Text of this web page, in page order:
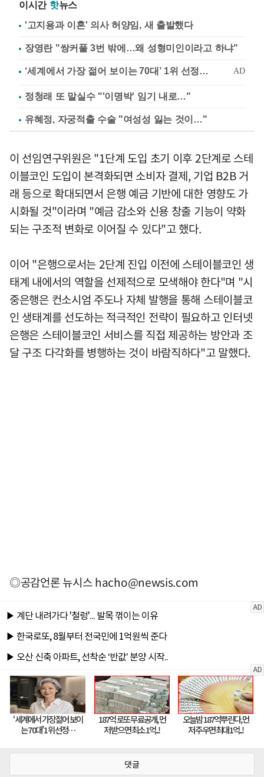
이시간 핫뉴스
'고지용과 이혼' 의사 허양임, 새 출발했다
장영란 "쌍커풀 3번 밖에…왜 성형미인이라고 하냐"
정청래 또 말실수 "'이명박' 임기 내로…"
유혜정, 자궁적출 수술 "여성성 잃는 것이…"
이 선임연구위원은 "1단계 도입 초기 이후 2단계로 스테
이블코인 도입이 본격화되면 소비자 결제, 기업 B2B 거
래 등으로 확대되면서 은행 예금 기반에 대한 영향도 가
시화될 것"이라며 "예금 감소와 신용 창출 기능이 약화
되는 구조적 변화로 이어질 수 있다"고 했다.
이어 "은행으로서는 2단계 진입 이전에 스테이블코인 생
태계 내에서의 역할을 선제적으로 모색해야 한다"며 "시
중은행은 컨소시엄 주도나 자체 발행을 통해 스테이블코
인 생태계를 선도하는 적극적인 전략이 필요하고 인터넷
은행은 스테이블코인 서비스를 직접 제공하는 방안과 조
달 구조 다각화를 병행하는 것이 바람직하다"고 말했다.
◎공감언론 뉴시스hacho@newsis.com
댓글